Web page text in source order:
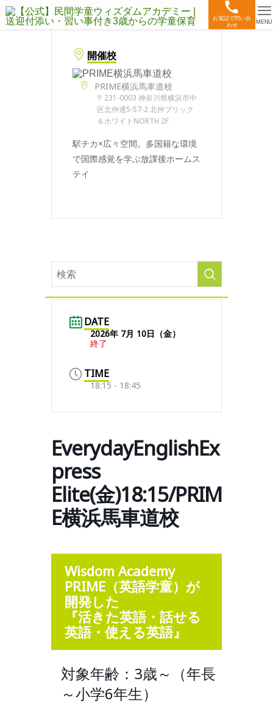
お電話で問い合
わせ
MENU
開催校
PRIME横浜馬車道校
〒231-0003 神奈川県横浜市中
区北仲通5-57-2 北仲ブリック
＆ホワイトNORTH 2F
駅チカ×広々空間。多国籍な環境
で国際感覚を学ぶ放課後ホームス
テイ
DATE
2026年 7月 10日（金）
終了
TIME
18:15 - 18:45
EverydayEnglishEx
press
Elite(金)18:15/PRIM
E横浜馬車道校
Wisdom Academy
PRIME（英語学童）が
開発した
『活きた英語・話せる
英語・使える英語』
対象年齢：3歳～（年長
～小学6年生）